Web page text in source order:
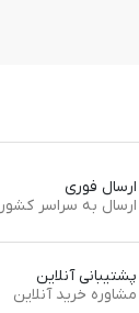
ارسال فوری
ارسال به سراسر کشور
پشتیبانی آنلاین
مشاوره خرید آنلاین